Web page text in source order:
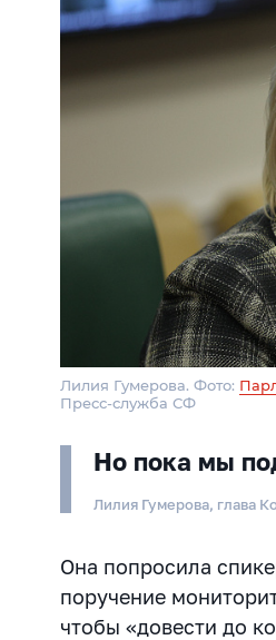
Лилия Гумерова. Фото:
Пресс-служба СФ
Но пока мы
Лилия Гумерова, глава
Она попросила
поручение
чтобы «довести до